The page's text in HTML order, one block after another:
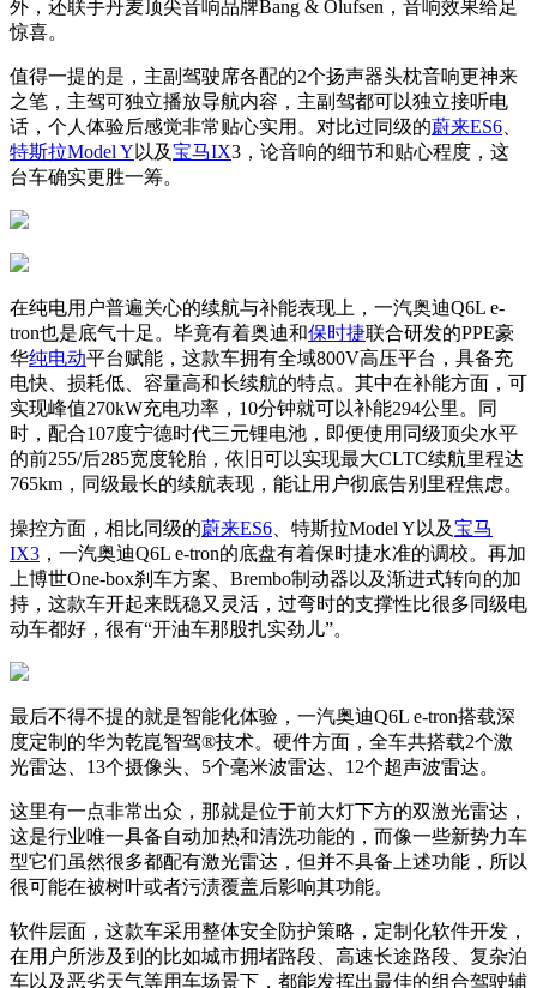
外，还联手丹麦顶尖音响品牌Bang & Olufsen，音响效果给足
惊喜。
值得一提的是，主副驾驶席各配的2个扬声器头枕音响更神来
之笔，主驾可独立播放导航内容，主副驾都可以独立接听电
话，个人体验后感觉非常贴心实用。对比过同级的蔚来ES6
特斯拉Model Y 以及宝马IX3，论音响的细节和贴心程度，这
台车确实更胜一筹。
在纯电用户普遍关心的续航与补能表现上，一汽奥迪Q6L e-
tron也是底气十足。毕竟有着奥迪和保时捷联合研发的PPE豪
华纯电动平台赋能，这款车拥有全域800V高压平台，具备充
电快、损耗低、容量高和长续航的特点。其中在补能方面，可
实现峰值270kW充电功率，10分钟就可以补能294公里。同
时，配合107度宁德时代三元锂电池，即便使用同级顶尖水平
的前255/后285宽度轮胎，依旧可以实现最大CLTC续航里程达
765km，同级最长的续航表现，能让用户彻底告别里程焦虑。
操控方面，相比同级的蔚来ES6 、特斯拉Model Y以及宝马
IX3 ，一汽奥迪Q6L e-tron的底盘有着保时捷水准的调校。再加
上博世One-box刹车方案、Brembo制动器以及渐进式转向的加
持，这款车开起来既稳又灵活，过弯时的支撑性比很多同级电
动车都好，很有“开油车那股扎实劲儿”。
最后不得不提的就是智能化体验，一汽奥迪Q6L e-tron搭载深
度定制的华为乾崑智驾®技术。硬件方面，全车共搭载2个激
光雷达、13个摄像头、5个毫米波雷达、12个超声波雷达。
这里有一点非常出众，那就是位于前大灯下方的双激光雷达，
这是行业唯一具备自动加热和清洗功能的，而像一些新势力车
型它们虽然很多都配有激光雷达，但并不具备上述功能，所以
很可能在被树叶或者污渍覆盖后影响其功能。
软件层面，这款车采用整体安全防护策略，定制化软件开发，
在用户所涉及到的比如城市拥堵路段、高速长途路段、复杂泊
车以及恶劣天气等用车场景下，都能发挥出最佳的组合驾驶辅